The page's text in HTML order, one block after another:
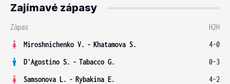
Zajímavé zápasy
Zápas
H2H
Miroshnichenko V. - Khatamova S.
4-0
D'Agostino S. - Tabacco G.
0-3
Samsonova L. - Rybakina E.
4-2